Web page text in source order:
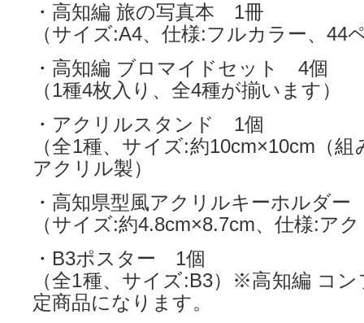
・高知編 旅の写真本 1冊
（サイズ:A4、仕様:フルカラー、44
・高知編 ブロマイドセット 4個
（1種4枚入り、全4種が揃います）
・アクリルスタンド 1個
（全1種、サイズ:約10cm×10cm（
アクリル製）
・高知県型風アクリルキーホルダ
（サイズ:約4.8cm×8.7cm、仕様:ア
・B3ポスター 1個
（全1種、サイズ:B3）※高知編 コ
定商品になります。